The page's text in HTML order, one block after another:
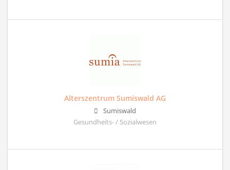
Alterszentrum Sumiswald AG
Sumiswald
Gesundheits- / Sozialwesen